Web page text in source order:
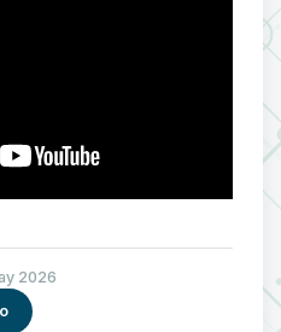
2026